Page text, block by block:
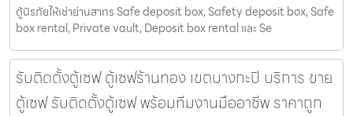
ตู้นิรภัยให้เช่าย่านสาทร Safe deposit box, Safety deposit box, Safe
box rental, Private vault, Deposit box rental และ Se
รับติดตั้งตู้เซฟ ตู้เซฟร้านทอง เขตบางกะปิ บริการ ขาย
ตู้เซฟ รับติดตั้งตู้เซฟ พร้อมทีมงานมืออาชีพ ราคาถูก